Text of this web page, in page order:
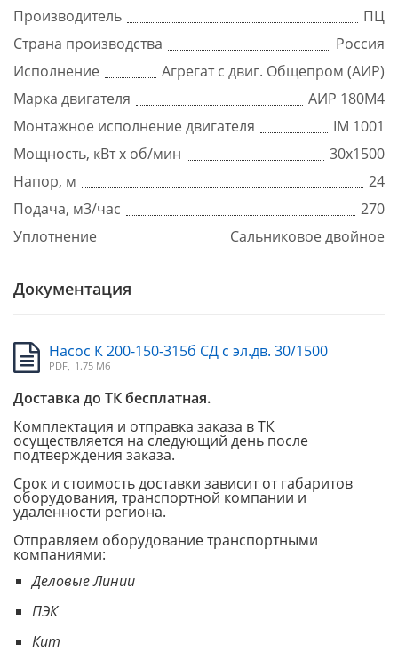
Производитель
ПЦ
Страна производства
Россия
Исполнение
Агрегат с двиг. Общепром (АИР)
Марка двигателя
АИР 180М4
Монтажное исполнение двигателя
IM 1001
Мощность, кВт x об/мин
30х1500
Напор, м
24
Подача, м3/час
270
Уплотнение
Сальниковое двойное
Документация
Насос К 200-150-315б СД с эл.дв. 30/1500
PDF, 1.75 Мб
Доставка до ТК бесплатная.
Комплектация и отправка заказа в ТК
осуществляется на следующий день после
подтверждения заказа.
Срок и стоимость доставки зависит от габаритов
оборудования, транспортной компании и
удаленности региона.
Отправляем оборудование транспортными
компаниями:
Деловые Линии
ПЭК
Кит